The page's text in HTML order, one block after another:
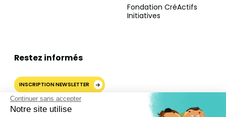
Continuer sans accepter
Notre site utilise
Fondation CréActifs
Initiatives
Restez informés
INSCRIPTION NEWSLETTER